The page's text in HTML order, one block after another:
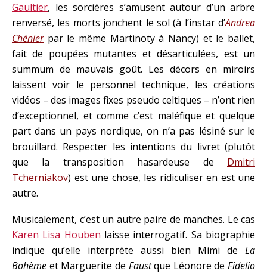
Gaultier, les sorcières s’amusent autour d’un arbre
renversé, les morts jonchent le sol (à l’instar d’Andrea
Chénierpar le même Martinoty à Nancy) et le ballet,
fait de poupées mutantes et désarticulées, est un
summum de mauvais goût. Les décors en miroirs
laissent voir le personnel technique, les créations
vidéos – des images fixes pseudo celtiques – n’ont rien
d’exceptionnel, et comme c’est maléfique et quelque
part dans un pays nordique, on n’a pas lésiné sur le
brouillard. Respecter les intentions du livret (plutôt
que la transposition hasardeuse de Dmitri
Tcherniakov) est une chose, les ridiculiser en est une
autre.
Musicalement, c’est un autre paire de manches. Le cas
Karen Lisa Houben laisse interrogatif. Sa biographie
indique qu’elle interprète aussi bien Mimi de La
Bohème et Marguerite de Faustque Léonore de Fidelio